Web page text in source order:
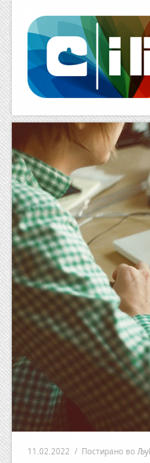
11.02.2022 / Постирано во